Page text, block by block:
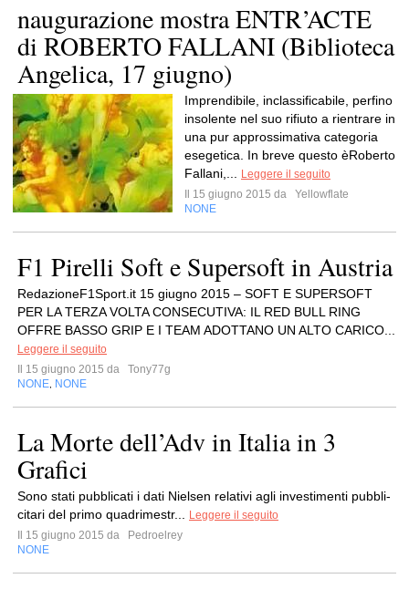
naugurazione mostra ENTR’ACTE
di ROBERTO FALLANI (Biblioteca
Angelica, 17 giugno)
Imprendibile, inclassificabile, perfino
insolente nel suo rifiuto a rientrare in
una pur approssimativa categoria
esegetica. In breve questo èRoberto
Fallani,...
Leggere il seguito
Il 15 giugno 2015 da
Yellowflate
NONE
F1 Pirelli Soft e Supersoft in Austria
RedazioneF1Sport.it 15 giugno 2015 – SOFT E SUPERSOFT
PER LA TERZA VOLTA CONSECUTIVA: IL RED BULL RING
OFFRE BASSO GRIP E I TEAM ADOTTANO UN ALTO CARICO...
Leggere il seguito
Il 15 giugno 2015 da
Tony77g
NONE NONE
La Morte dell’Adv in Italia in 3
Grafici
Sono stati pub­bli­cati i dati Niel­sen rela­tivi agli inve­sti­menti pub­bli­
ci­tari del primo qua­dri­me­str...
Leggere il seguito
Il 15 giugno 2015 da
Pedroelrey
NONE